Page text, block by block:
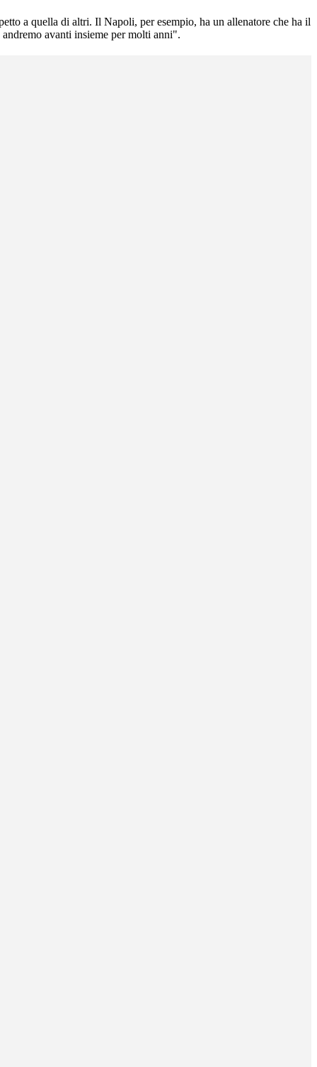
a quella di altri. Il Napoli, per esempio, ha un allenatore che ha il
avanti insieme per molti anni".